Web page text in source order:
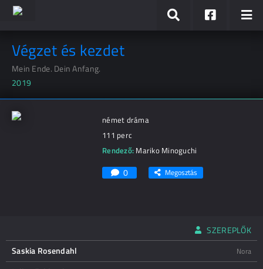
Végzet és kezdet
Mein Ende. Dein Anfang.
2019
német dráma
111 perc
Rendező: Mariko Minoguchi
0 Megosztás
SZEREPLŐK
Saskia Rosendahl
Nora